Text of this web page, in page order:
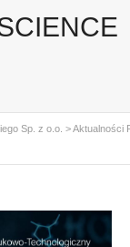
Sp. z o.o. >Aktualności